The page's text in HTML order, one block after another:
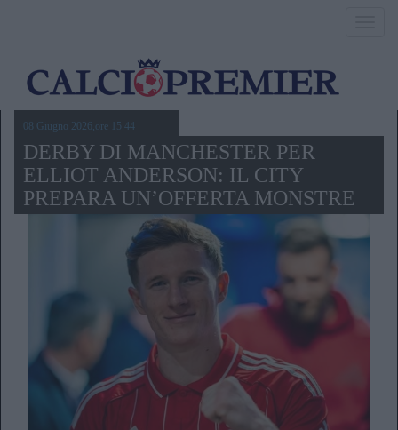
08 Giugno 2026,ore 15.44
DERBY DI MANCHESTER PER
ELLIOT ANDERSON: IL CITY
PREPARA UN’OFFERTA MONSTRE